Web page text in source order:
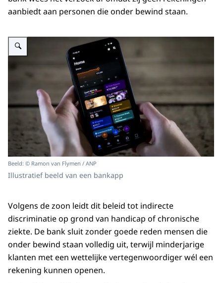
aanbiedt aan personen die onder bewind staan.
Vergroot afbeelding Iemand heeft een smartphone in zijn handen met de
Beeld: © Ramon van Flymen / ANP
Illustratief beeld van een bankapp
Volgens de zoon leidt dit beleid tot indirecte
discriminatie op grond van handicap of chronische
ziekte. De bank sluit zonder goede reden mensen die
onder bewind staan volledig uit, terwijl minderjarige
klanten met een wettelijke vertegenwoordiger wél een
rekening kunnen openen.